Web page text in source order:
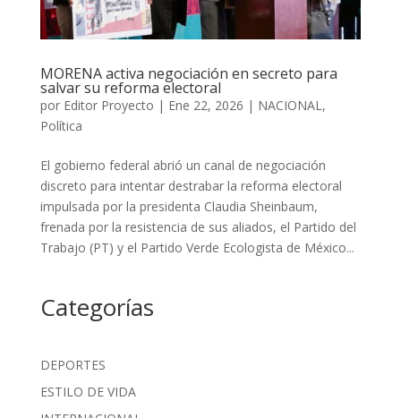
MORENA activa negociación en secreto para
salvar su reforma electoral
por Editor Proyecto | Ene 22, 2026 | NACIONAL,
Política
El gobierno federal abrió un canal de negociación
discreto para intentar destrabar la reforma electoral
impulsada por la presidenta Claudia Sheinbaum,
frenada por la resistencia de sus aliados, el Partido del
Trabajo (PT) y el Partido Verde Ecologista de México...
Categorías
DEPORTES
ESTILO DE VIDA